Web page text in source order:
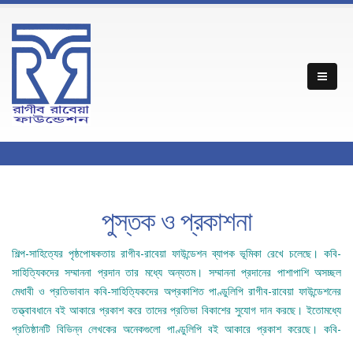
পুস্তক ও প্রকাশনা
শিল্প-সাহিত্যের পৃষ্ঠপোষকতায় রাগীব-রাবেয়া ফাউন্ডেশন ব্যাপক ভূমিকা রেখে চলেছে। কবি-
সাহিত্যিকদের সম্মাননা প্রদান তার মধ্যে অন্যতম। সম্মাননা প্রদানের পাশাপাশি অসচ্ছল
মেধাবী ও প্রতিভাবান কবি-সাহিত্যিকদের অপ্রকাশিত পাণ্ডুলিপি রাগীব-রাবেয়া ফাউন্ডেশনের
তত্ত্বাবধানে বই আকারে প্রকাশ করে তাদের প্রতিভা বিকাশের সুযোগ দান করছে। ইতোমধ্যে
প্রতিষ্ঠানটি বিভিন্ন লেখকের অনেকগুলো পাণ্ডুলিপি বই আকারে প্রকাশ করেছে। কবি-